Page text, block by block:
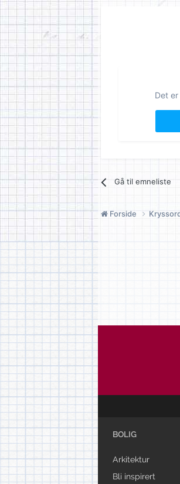
Det
Gå til emneliste
Forside
BOLIG
Arkitektur
Bli inspirert